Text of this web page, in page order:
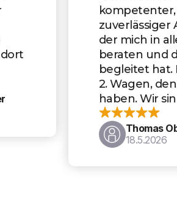
schneller und
Ansprechpartner,
allen Fragen gut
den Kauf perfekt
Es ist bereits der
den wir dort gekauft
sehr zufrieden.